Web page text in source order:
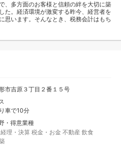
、多方面のお客様と信頼の絆を大切に築
た。経済環境が激変する昨今、経営者を
思います。そんなとき、税務会計はもち
市吉原３丁目２番１５号
車で10分
・得意業種
経理・決算 税金・お金 不動産 飲食